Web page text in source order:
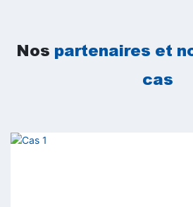
Nos partenaires et
cas